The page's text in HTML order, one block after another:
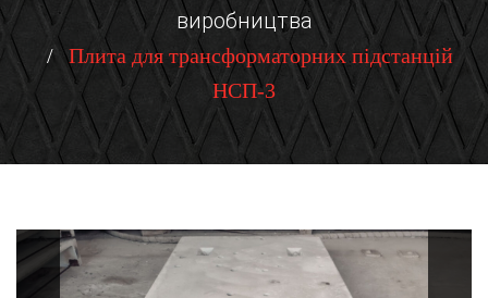
виробництва
Плита для трансформаторних підстанцій
НСП-3